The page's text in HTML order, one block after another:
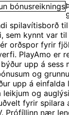
spilavítisborð
sem kynnt var til
orðspor fyrir
PlayAmo er
upp á sess
og
upp á einfalda
og
fyrir spilara
Prófíllinn nær